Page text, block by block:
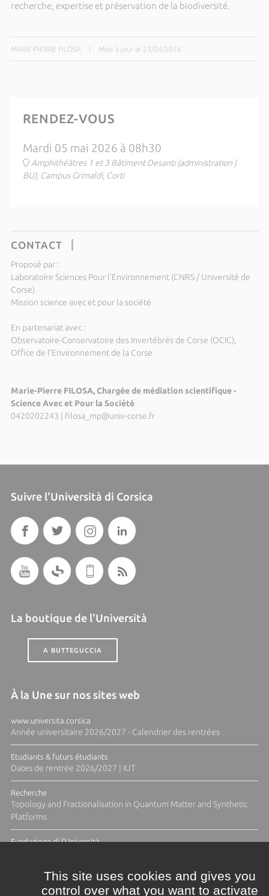
recherche, expertise et préservation de la biodiversité.
MARIE-PIERRE FILOSA Mise à jour le 23/04/2026
RENDEZ-VOUS
Mardi 05 mai 2026 à 08h30
Amphithéâtres 1 et 3 Bâtiment Desanti (administration |
BU), Campus Grimaldi, Corti
CONTACT
Proposé par :
Laboratoire Sciences Pour l'Environnement (CNRS / Université de
Corse)
Mission science avec et pour la société
En partenariat avec :
Observatoire-Conservatoire des Invertébrés de Corse (OCIC),
Office de l’Environnement de la Corse
Marie-Pierre FILOSA, Chargée de médiation scientifique -
Science Avec et Pour la Société
0420202243
filosa_mp@univ-corse.fr
Suivre l'Università di Corsica
La boutique de l'Università
A BUTTEGUCCIA
À la Une sur nos sites web
www.universita.corsica
Année universitaire 2026/2027 - Calendrier des rentrées
Etudiants & futurs étudiants
Dates de rentrée 2026/2027 | IUT
Recherche
Topology and Fractionalisation in Quantum Matter and Synthetic
Platforms
Fundazione di l'Università
This site uses cookies and gives you
control over what you want to activate